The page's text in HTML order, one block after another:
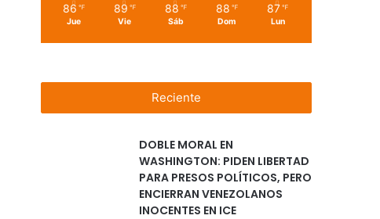
86 ℉
Jue
89 ℉
Vie
88 ℉
Sáb
88 ℉
Dom
87 ℉
Lun
Reciente
DOBLE MORAL EN
WASHINGTON: PIDEN LIBERTAD
PARA PRESOS POLÍTICOS, PERO
ENCIERRAN VENEZOLANOS
INOCENTES EN ICE